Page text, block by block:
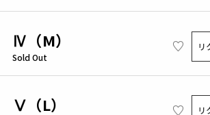
Ⅳ（M）
Sold Out
リ
Ⅴ（L） リ